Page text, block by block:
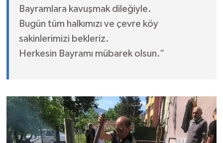
Bayramlara kavuşmak dileğiyle.
Bugün tüm halkımızı ve çevre köy
sakinlerimizi bekleriz.
Herkesin Bayramı mübarek olsun.”